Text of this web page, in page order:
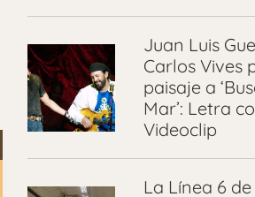
Juan Luis
Carlos Vives
paisaje a
Mar’: Letra
Videoclip
La Línea 6